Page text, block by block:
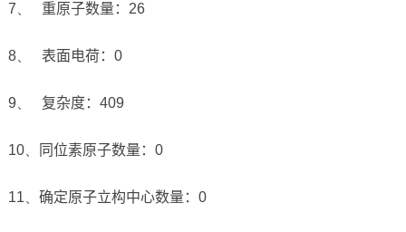
7、 重原子数量： 26
8、 表面电荷： 0
9、 复杂度： 409
10、 同位素原子数量： 0
11、 确定原子立构中心数量： 0